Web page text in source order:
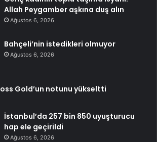
Allah Peygamber aşkına duş alın
Ağustos 6, 2026
Bahçeli’nin istedikleri olmuyor
Ağustos 6, 2026
Gold’un notunu yükseltti
İstanbul’da 257 bin 850 uyuşturucu
hap ele geçirildi
Ağustos 6, 2026